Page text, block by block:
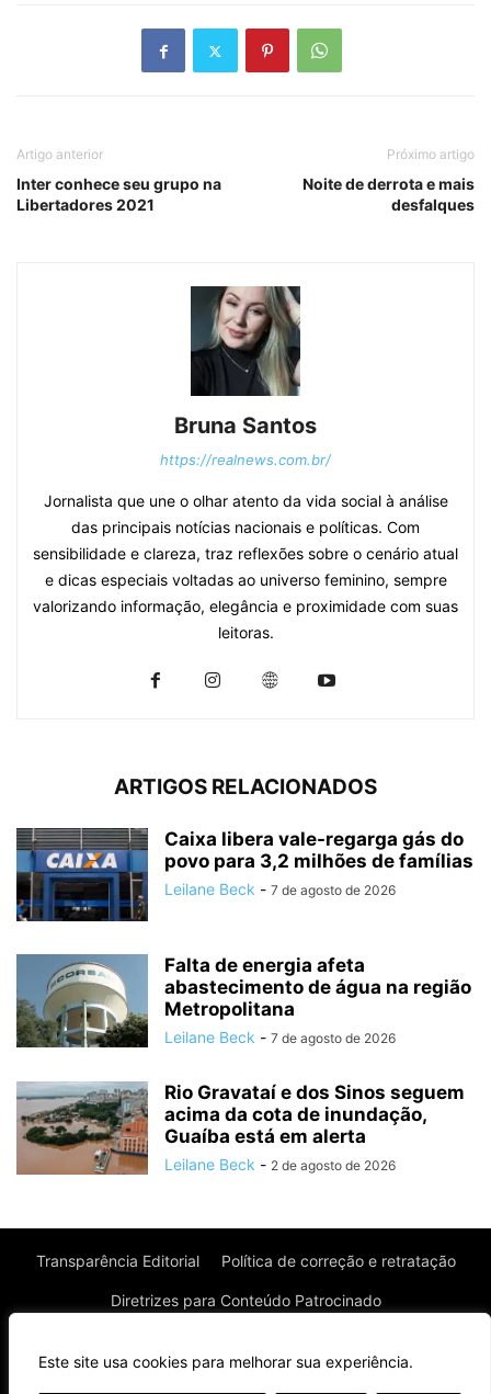
Este site usa cookies para melhorar sua experiência.
Artigo anterior
Inter conhece seu grupo na
Libertadores 2021
Próximo artigo
Noite de derrota e mais
desfalques
Bruna Santos
https://realnews.com.br/
Jornalista que une o olhar atento da vida social à análise
das principais notícias nacionais e políticas. Com
sensibilidade e clareza, traz reflexões sobre o cenário atual
e dicas especiais voltadas ao universo feminino, sempre
valorizando informação, elegância e proximidade com suas
leitoras.
ARTIGOS RELACIONADOS
Caixa libera vale-regarga gás do
povo para 3,2 milhões de famílias
Leilane Beck - 7 de agosto de 2026
Falta de energia afeta
abastecimento de água na região
Metropolitana
Leilane Beck - 7 de agosto de 2026
Rio Gravataí e dos Sinos seguem
acima da cota de inundação,
Guaíba está em alerta
Leilane Beck - 2 de agosto de 2026
Transparência Editorial Política de correção e retratação
Diretrizes para Conteúdo Patrocinado